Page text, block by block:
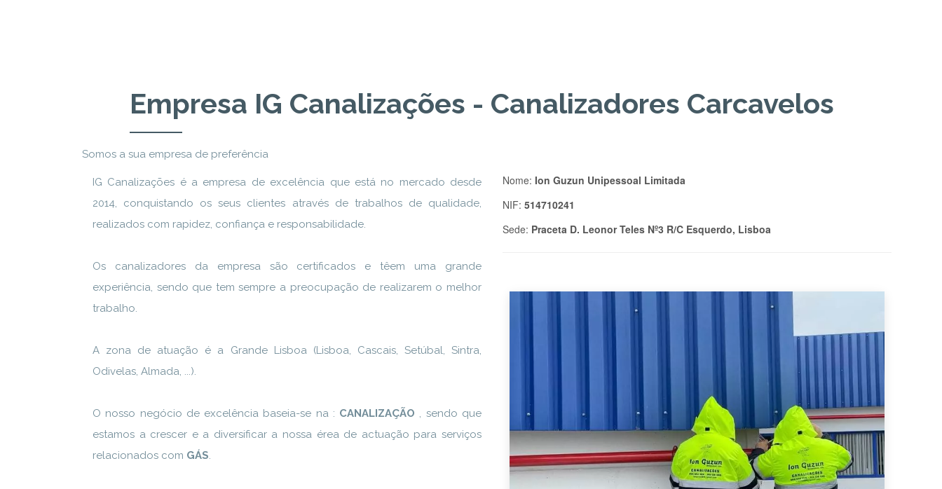
Empresa IG Canalizações - Canalizadores Carcavelos
Somos a sua empresa de preferência
IG Canalizações é a empresa de excelência que está no mercado desde
2014, conquistando os seus clientes através de trabalhos de qualidade,
realizados com rapidez, confiança e responsabilidade.
Os canalizadores da empresa são certificados e têem uma grande
experiência, sendo que tem sempre a preocupação de realizarem o melhor
trabalho.
A zona de atuação é a Grande Lisboa (Lisboa, Cascais, Setúbal, Sintra,
Odivelas, Almada, ...).
O nosso negócio de excelência baseia-se na : CANALIZAÇÃO , sendo que
estamos a crescer e a diversificar a nossa érea de actuação para serviços
relacionados com GÁS.
Nome: Ion Guzun Unipessoal Limitada
NIF: 514710241
Sede: Praceta D. Leonor Teles Nº3 R/C Esquerdo, Lisboa